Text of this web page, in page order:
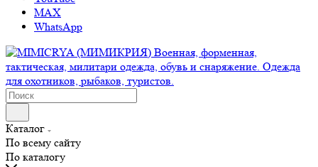
MAX
WhatsApp
Каталог
По всему сайту
По каталогу